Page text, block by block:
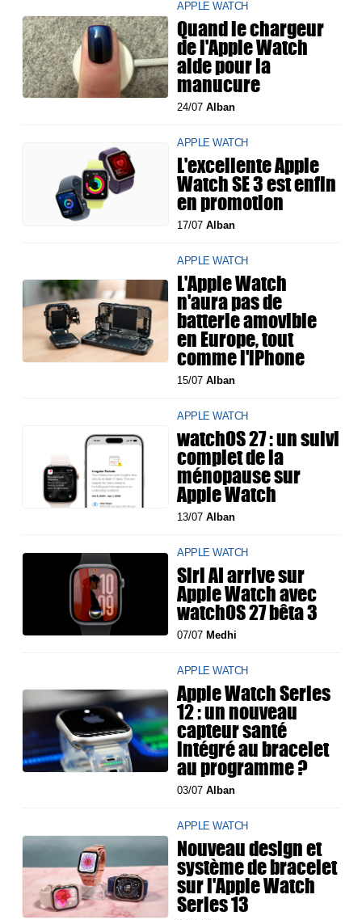
APPLE WATCH
Quand le chargeur
de l'Apple Watch
aide pour la
manucure
24/07Alban
APPLE WATCH
L'excellente Apple
Watch SE 3 est enfin
en promotion
17/07Alban
APPLE WATCH
L'Apple Watch
n'aura pas de
batterie amovible
en Europe, tout
comme l'iPhone
15/07Alban
APPLE WATCH
watchOS 27 : un suivi
complet de la
ménopause sur
Apple Watch
13/07Alban
APPLE WATCH
Siri AI arrive sur
Apple Watch avec
watchOS 27 bêta 3
07/07 Medhi
APPLE WATCH
Apple Watch Series
12 : un nouveau
capteur santé
intégré au bracelet
au programme ?
03/07Alban
APPLE WATCH
Nouveau design et
système de bracelet
sur l'Apple Watch
Series 13